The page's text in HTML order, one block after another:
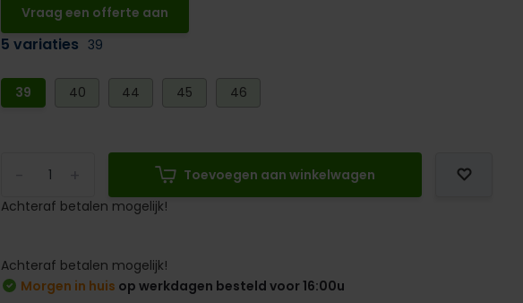
Vraag een offerte aan
5 variaties 39
39 40 44 45 46
Toevoegen aan winkelwagen
Achteraf betalen mogelijk!
Achteraf betalen mogelijk!
Morgen in huis op werkdagen besteld voor 16:00u